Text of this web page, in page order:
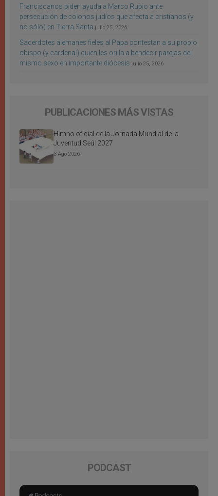
Franciscanos piden ayuda a Marco Rubio ante
persecución de colonos judíos que afecta a cristianos (y
no sólo) en Tierra Santa julio 25, 2026
Sacerdotes alemanes fieles al Papa contestan a su propio
obispo (y cardenal) quien les orilla a bendecir parejas del
mismo sexo en importante diócesis julio 25, 2026
PUBLICACIONES MÁS VISTAS
Himno oficial de la Jornada Mundial de la
Juventud Seúl 2027
3 Ago 2026
PODCAST